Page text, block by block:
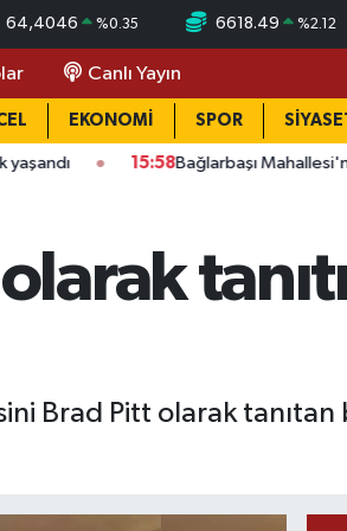
64,4046 %0.35 6618.49 %2.12
Canlı Yayın
EKONOMİ SPOR
15:58Bağlarbaşı Mahallesi'nde 101.
Brad Pitt olarak tanıtan